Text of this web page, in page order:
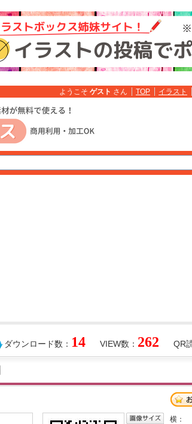
ようこそ ゲスト さん TOP イラスト
QR
VIEW数： 262
ダウンロード数： 14
横：